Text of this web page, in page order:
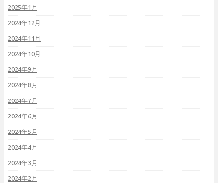
2025年1月
2024年12月
2024年11月
2024年10月
2024年9月
2024年8月
2024年7月
2024年6月
2024年5月
2024年4月
2024年3月
2024年2月